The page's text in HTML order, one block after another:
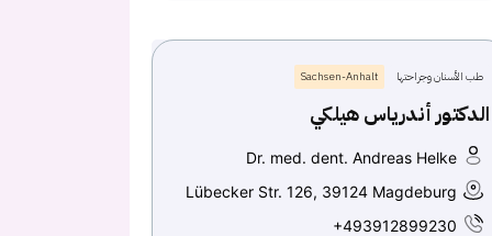
طب الأسنان وجراحتها Sachsen-Anhalt
الدكتور أندرياس هيلكي
Dr. med. dent. Andreas Helke
Lübecker Str. 126, 39124 Magdeburg
+493912899230